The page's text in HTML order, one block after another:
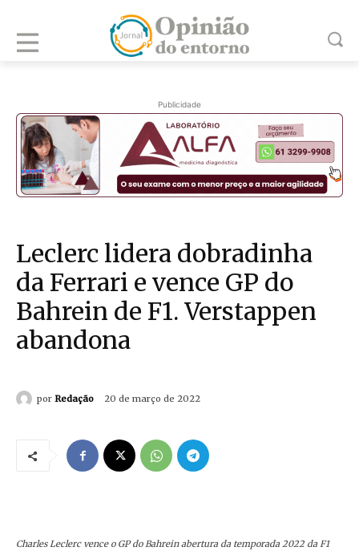
Publicidade
Leclerc lidera dobradinha
da Ferrari e vence GP do
Bahrein de F1. Verstappen
abandona
por Redação 20 de março de 2022
Charles Leclerc vence o GP do Bahrein abertura da temporada 2022 da F1